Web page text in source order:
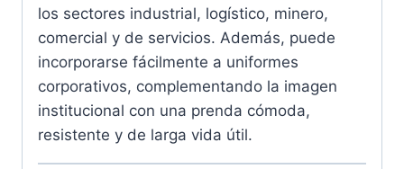
los sectores industrial, logístico, minero,
comercial y de servicios. Además, puede
incorporarse fácilmente a uniformes
corporativos, complementando la imagen
institucional con una prenda cómoda,
resistente y de larga vida útil.